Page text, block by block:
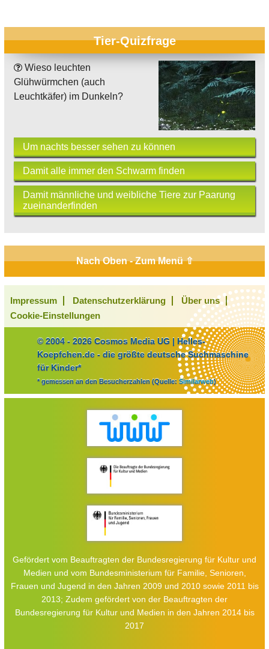
Tier-Quizfrage
Wieso leuchten
Glühwürmchen (auch
Leuchtkäfer) im Dunkeln?
Um nachts besser sehen zu können
Damit alle immer den Schwarm finden
Damit männliche und weibliche Tiere zur Paarung
zueinanderfinden
Nach Oben - Zum Menü ⇧
Impressum Datenschutzerklärung
Über uns
Cookie-Einstellungen
© 2004 - 2026 Cosmos Media UG | Helles-
Koepfchen.de - die größte deutsche Suchmaschine
für Kinder*
* gemessen an den Besucherzahlen (Quelle: Similarweb)
Gefördert vom Beauftragten der Bundesregierung für Kultur und
Medien und vom Bundesministerium für Familie, Senioren,
Frauen und Jugend in den Jahren 2009 und 2010 sowie 2011 bis
2013; Zudem gefördert von der Beauftragten der
Bundesregierung für Kultur und Medien in den Jahren 2014 bis
2017